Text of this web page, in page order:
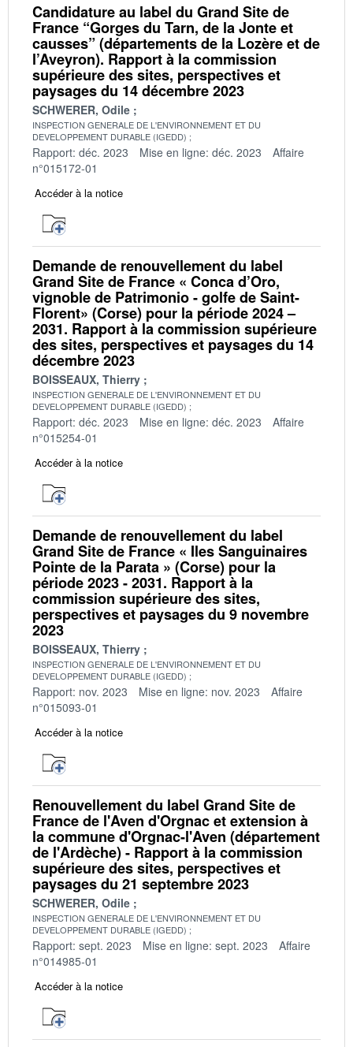
Candidature au label du Grand Site de
France “Gorges du Tarn, de la Jonte et
causses” (départements de la Lozère et de
l’Aveyron). Rapport à la commission
supérieure des sites, perspectives et
paysages du 14 décembre 2023
SCHWERER, Odile
INSPECTION GENERALE DE L'ENVIRONNEMENT ET DU
DEVELOPPEMENT DURABLE (IGEDD)
Rapport: déc. 2023 Mise en ligne: déc. 2023
Affaire
n°015172-01
Accéder à la notice
Demande de renouvellement du label
Grand Site de France « Conca d’Oro,
vignoble de Patrimonio - golfe de Saint-
Florent» (Corse) pour la période 2024 –
2031. Rapport à la commission supérieure
des sites, perspectives et paysages du 14
décembre 2023
BOISSEAUX, Thierry
INSPECTION GENERALE DE L'ENVIRONNEMENT ET DU
DEVELOPPEMENT DURABLE (IGEDD)
Rapport: déc. 2023 Mise en ligne: déc. 2023
Affaire
n°015254-01
Accéder à la notice
Demande de renouvellement du label
Grand Site de France « Iles Sanguinaires
Pointe de la Parata » (Corse) pour la
période 2023 - 2031. Rapport à la
commission supérieure des sites,
perspectives et paysages du 9 novembre
2023
BOISSEAUX, Thierry
INSPECTION GENERALE DE L'ENVIRONNEMENT ET DU
DEVELOPPEMENT DURABLE (IGEDD)
Rapport: nov. 2023 Mise en ligne: nov. 2023
Affaire
n°015093-01
Accéder à la notice
Renouvellement du label Grand Site de
France de l'Aven d'Orgnac et extension à
la commune d'Orgnac-l'Aven (département
de l'Ardèche) - Rapport à la commission
supérieure des sites, perspectives et
paysages du 21 septembre 2023
SCHWERER, Odile
INSPECTION GENERALE DE L'ENVIRONNEMENT ET DU
DEVELOPPEMENT DURABLE (IGEDD)
Rapport: sept. 2023 Mise en ligne: sept. 2023
Affaire
n°014985-01
Accéder à la notice